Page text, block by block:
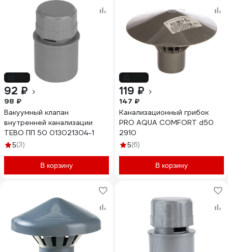
92 ₽
98 ₽
Вакуумный клапан
внутренней канализации
TEBO ПП 50 013021304-1
5(3)
В корзину
119 ₽
147 ₽
Канализационный грибок
PRO AQUA COMFORT d50
2910
5(6)
В корзину